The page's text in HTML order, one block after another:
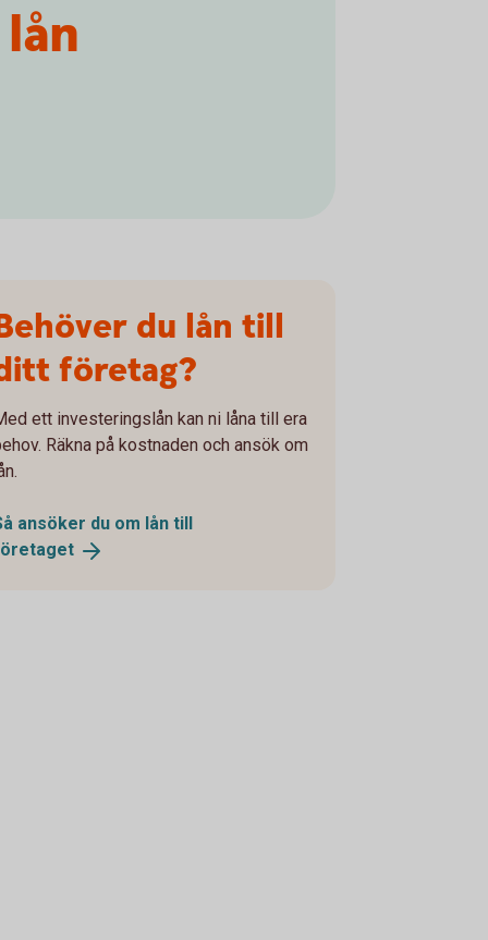
du lån till
företag?
ett investeringslån kan ni låna till era
Räkna på kostnaden och ansök om
ansöker du om lån till